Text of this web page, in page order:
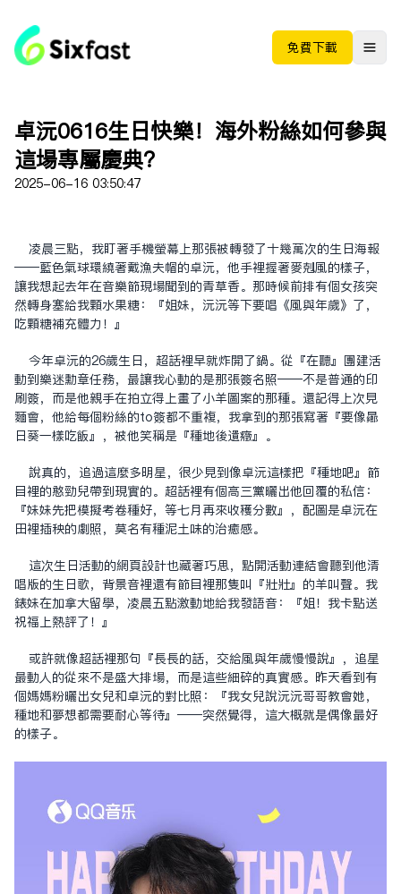
免费下载
卓沅0616生日快樂！海外粉絲如何參與
這場專屬慶典？
2025-06-16 03:50:47
凌晨三點，我盯著手機螢幕上那張被轉發了十幾萬次的生日海報
——藍色氣球環繞著戴漁夫帽的卓沅，他手裡握著麥克風的樣子，
讓我想起去年在音樂節現場聞到的青草香。那時候前排有個女孩突
然轉身塞給我顆水果糖：『姐妹，沅沅等下要唱《風與年歲》了，
吃顆糖補充體力！』
今年卓沅的26歲生日，超話裡早就炸開了鍋。從『在聽』團建活
動到樂迷勳章任務，最讓我心動的是那張簽名照——不是普通的印
刷簽，而是他親手在拍立得上畫了小羊圖案的那種。還記得上次見
面會，他給每個粉絲的to簽都不重複，我拿到的那張寫著『要像向
日葵一樣吃飯』，被他笑稱是『種地後遺症』。
說真的，追過這麼多明星，很少見到像卓沅這樣把『種地吧』節
目裡的憨勁兒帶到現實的。超話裡有個高三黨曬出他回覆的私信：
『妹妹先把模擬考卷種好，等七月再來收穫分數』，配圖是卓沅在
田裡插秧的劇照，莫名有種泥土味的治癒感。
這次生日活動的網頁設計也藏著巧思，點開活動連結會聽到他清
唱版的生日歌，背景音裡還有節目裡那隻叫『壯壯』的羊叫聲。我
表妹在加拿大留學，凌晨五點激動地給我發語音：『姐！我卡點送
祝福上熱評了！』
或許就像超話裡那句『長長的話，交給風與年歲慢慢說』，追星
最動人的從來不是盛大排場，而是這些細碎的真實感。昨天看到有
個媽媽粉曬出女兒和卓沅的對比照：『我女兒說沅沅哥哥教會她，
種地和夢想都需要耐心等待』——突然覺得，這大概就是偶像最好
的樣子。